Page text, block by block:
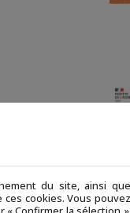
du site, ainsi
ces cookies. Vous